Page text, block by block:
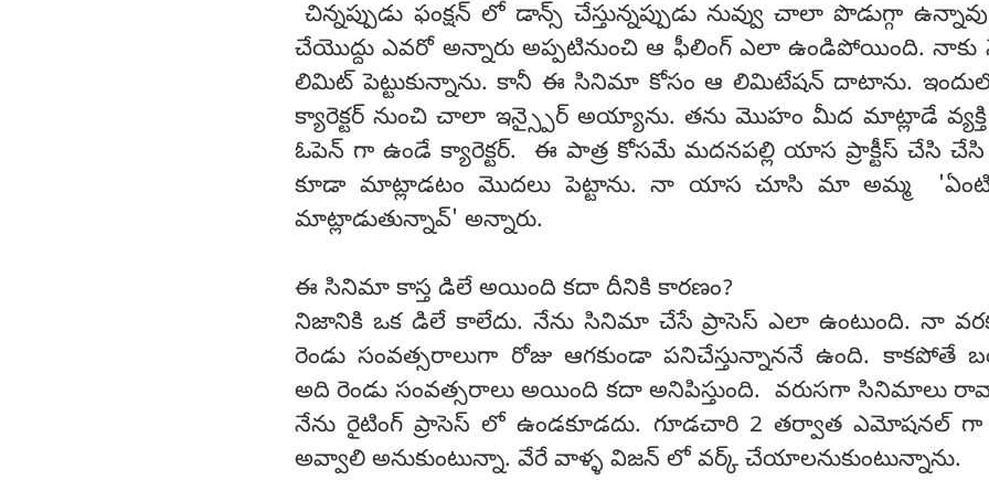
చిన్నప్పుడు ఫంక్షన్ లో డాన్స్ చేస్తున్నప్పుడు నువ్వు చాలా పొడుగ్గా
చేయొద్దు ఎవరో అన్నారు అప్పటినుంచి ఆ ఫీలింగ్ ఎలా ఉండిపోయింది. నాకు
లిమిట్ పెట్టుకున్నాను. కానీ ఈ సినిమా కోసం ఆ లిమిటేషన్ దాటాను.
క్యారెక్టర్ నుంచి చాలా ఇన్స్పైర్ అయ్యాను. తను మొహం మీద మాట్లాడే
ఓపెన్ గా ఉండే క్యారెక్టర్. ఈ పాత్ర కోసమే మదనపల్లి యాస ప్రాక్టీస్ చేసి చేసి
కూడా మాట్లాడటం మొదలు పెట్టాను. నా యాస చూసి మా అమ్మ
మాట్లాడుతున్నావ్' అన్నారు.
ఈ సినిమా కాస్త డిలే అయింది కదా దీనికి కారణం?
నిజానికి ఒక డిలే కాలేదు. నేను సినిమా చేసే ప్రాసెస్ ఎలా ఉంటుంది. నా
రెండు సంవత్సరాలుగా రోజు ఆగకుండా పనిచేస్తున్నాననే ఉంది. కాకపోతే
అది రెండు సంవత్సరాలు అయింది కదా అనిపిస్తుంది. వరుసగా సినిమాలు
నేను రైటింగ్ ప్రాసెస్ లో ఉండకూడదు. గూడచారి 2 తర్వాత ఎమోషనల్ గా
అవ్వాలి అనుకుంటున్నా. వేరే వాళ్ళ విజన్ లో వర్క్ చేయాలనుకుంటున్నాను.